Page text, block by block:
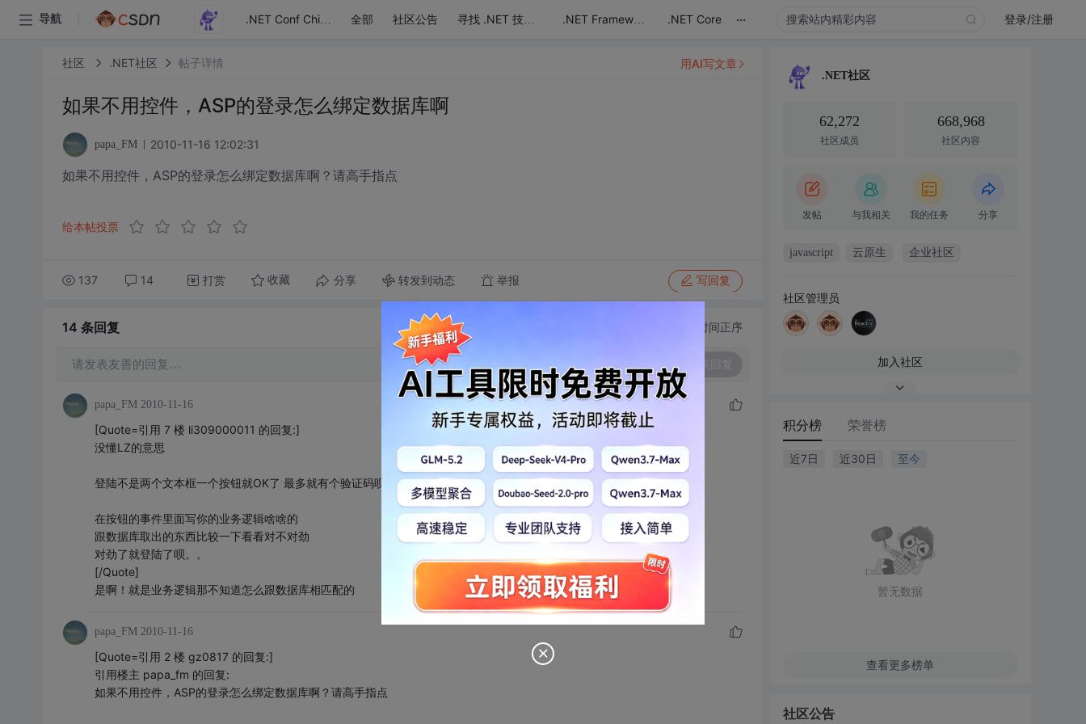
导航 .NET Conf China 全部 社区公告 寻找 .NET 技术达人 .NET Framework .NET Core ... 登录/注册
社区 .NET社区 帖子详情
如果不用控件，ASP的登录怎么绑定数据库啊
papa_FM 2010-11-16 12:02:31
如果不用控件，ASP的登录怎么绑定数据库啊？请高手指点
给本帖投票
137 14 打赏 收藏 分享 转发到动态 举报 写回复
用AI写文章
14 条回复 切换为时间正序
请发表友善的回复…
papa_FM 2010-11-16
[Quote=引用 7 楼 li309000011 的回复:]
没懂LZ的意思
登陆不是两个文本框一个按钮就OK了 最多就有个验证码呗
在按钮的事件里面写你的业务逻辑啥啥的
跟数据库取出的东西比较一下看看对不对劲
对劲了就登陆了呗。。
[/Quote]
是啊！就是业务逻辑那不知道怎么跟数据库相匹配的
papa_FM 2010-11-16
[Quote=引用 2 楼 gz0817 的回复:]
引用楼主 papa_fm 的回复:
如果不用控件，ASP的登录怎么绑定数据库啊？请高手指点
.NET社区
62,272
社区成员
668,968
社区内容
发帖 与我相关 我的任务 分享
javascript 云原生 企业社区
社区管理员
加入社区
积分榜 荣誉榜
近7日 近30日 至今
暂无数据
查看更多榜单
社区公告